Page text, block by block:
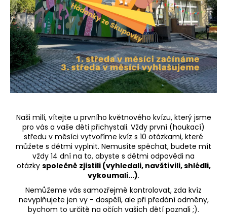
Naši milí, vítejte u prvního květnového kvízu, který jsme
pro vás a vaše děti přichystali. Vždy první (houkací)
středu v měsíci vytvoříme kvíz s 10 otázkami, které
můžete s dětmi vyplnit. Nemusíte spěchat, budete mít
vždy 14 dní na to, abyste s dětmi odpovědi na
otázky společně zjistili (vyhledali, navštívili, shlédli,
vykoumali...).
Nemůžeme vás samozřejmě kontrolovat, zda kvíz
nevyplňujete jen vy - dospělí, ale při předání odměny,
bychom to určitě na očích vašich dětí poznali ;).
j
í
t
?
HLEDAT
o
p